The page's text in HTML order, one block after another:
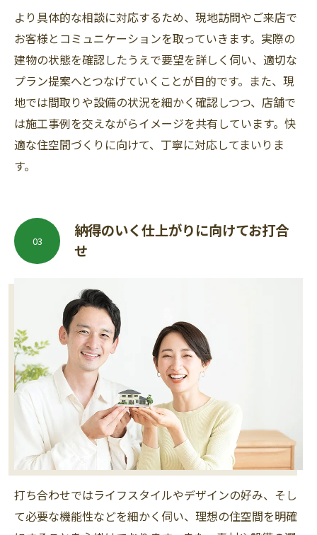
より具体的な相談に対応するため、現地訪問やご来店で
お客様とコミュニケーションを取っていきます。実際の
建物の状態を確認したうえで要望を詳しく伺い、適切な
プラン提案へとつなげていくことが目的です。また、現
地では間取りや設備の状況を細かく確認しつつ、店舗で
は施工事例を交えながらイメージを共有しています。快
適な住空間づくりに向けて、丁寧に対応してまいりま
す。
納得のいく仕上がりに向けてお打合
せ
03
打ち合わせではライフスタイルやデザインの好み、そし
て必要な機能性などを細かく伺い、理想の住空間を明確